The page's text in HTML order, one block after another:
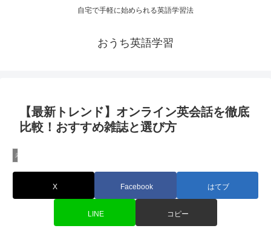
自宅で手軽に始められる英語学習法
おうち英語学習
【最新トレンド】オンライン英会話を徹底
比較！おすすめ雑誌と選び方
未分類
X Facebook はてブ
LINE コピー